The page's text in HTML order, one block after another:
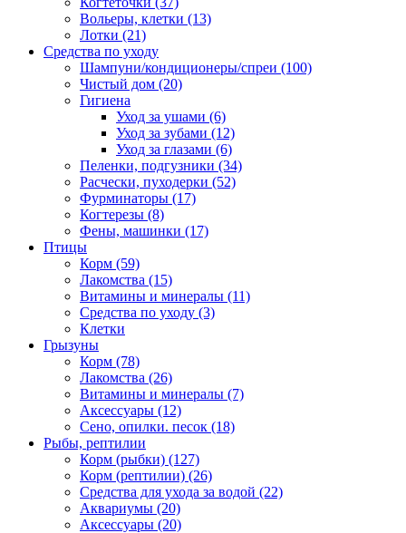
Вольеры, клетки (13)
Лотки (21)
Средства по уходу
Шампуни/кондиционеры/спреи (100)
Чистый дом (20)
Гигиена
Уход за ушами (6)
Уход за зубами (12)
Уход за глазами (6)
Пеленки, подгузники (34)
Расчески, пуходерки (52)
Фурминаторы (17)
Когтерезы (8)
Фены, машинки (17)
Птицы
Корм (59)
Лакомства (15)
Витамины и минералы (11)
Средства по уходу (3)
Клетки
Грызуны
Корм (78)
Лакомства (26)
Витамины и минералы (7)
Аксессуары (12)
Сено, опилки. песок (18)
Рыбы, рептилии
Корм (рыбки) (127)
Корм (рептилии) (26)
Средства для ухода за водой (22)
Аквариумы (20)
Аксессуары (20)